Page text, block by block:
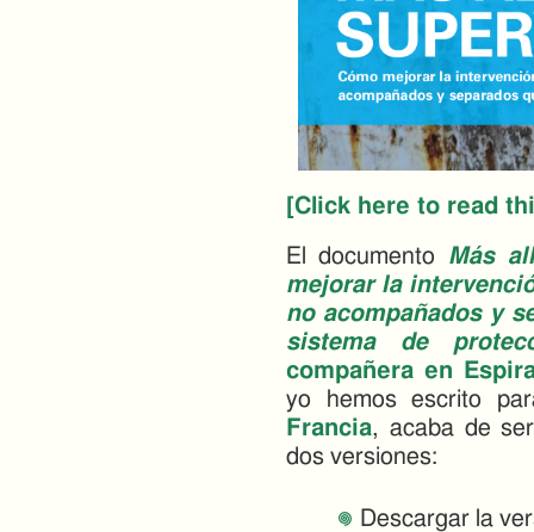
[Click here to read
El documento Más
mejorar la
no acompañados y
sistema de
compañera en
yo hemos escrito
Francia, acaba de
dos versiones:
Descargar la